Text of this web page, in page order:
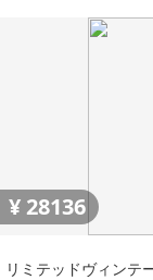
¥ 28136
リミテッドヴィンテ